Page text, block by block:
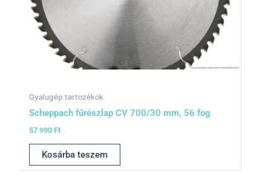
Gyalugép tartozékok
Scheppach fűrészlap CV 700/30 mm, 56 fog
57 990 Ft
Kosárba teszem